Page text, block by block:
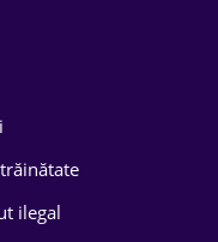
ilegal